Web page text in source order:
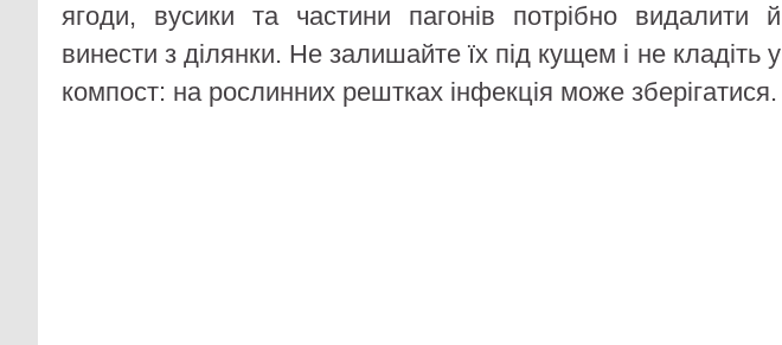
ягоди, вусики та частини пагонів потрібно видалити й
винести з ділянки. Не залишайте їх під кущем і не кладіть у
компост: на рослинних рештках інфекція може зберігатися.